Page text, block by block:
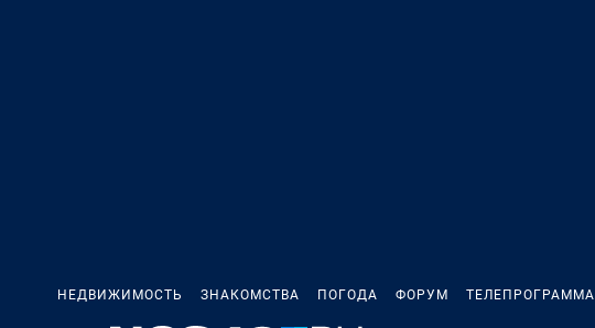
НЕДВИЖИМОСТЬ ЗНАКОМСТВА ПОГОДА ФОРУМ ТЕЛЕПРОГРАММА